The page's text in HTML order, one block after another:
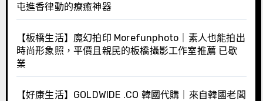
屯進香律動的療癒神器
【板橋生活】魔幻拍印 Morefunphoto｜素人也能拍出
時尚形象照，平價且親民的板橋攝影工作室推薦 已歇
業
【好康生活】GOLDWIDE .CO 韓國代購｜來自韓國老闆